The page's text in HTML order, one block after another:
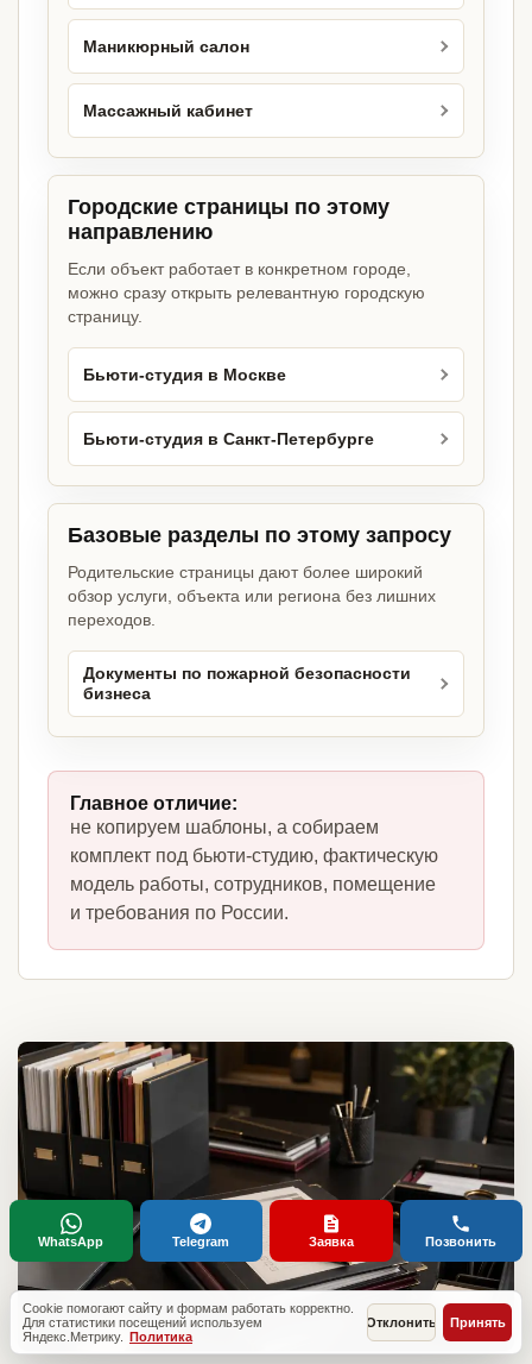
Маникюрный салон
Массажный кабинет
Городские страницы по этому
направлению
Если объект работает в конкретном городе,
можно сразу открыть релевантную городскую
страницу.
Бьюти-студия в Москве
Бьюти-студия в Санкт-Петербурге
Базовые разделы по этому запросу
Родительские страницы дают более широкий
обзор услуги, объекта или региона без лишних
переходов.
Документы по пожарной безопасности
бизнеса
Главное отличие:
не копируем шаблоны, а собираем
комплект под бьюти-студию, фактическую
модель работы, сотрудников, помещение
и требования по России.
Cookie помогают сайту и формам работать корректно.
Для статистики посещений используем
Яндекс.Метрику. Политика
Отклонить Принять
WhatsApp Telegram Заявка Позвонить